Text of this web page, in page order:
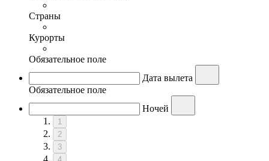
Страны
Курорты
Обязательное поле
Дата вылета
Обязательное поле
Ночей
1
2
3